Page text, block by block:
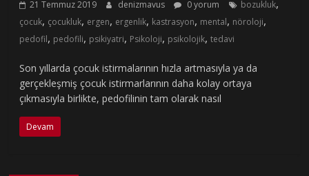
21 Temmuz 2019 denizmavus 0 yorum bozukluk,
çocuk, çocukluk, ergen, ergenlik, kastrasyon, mental, nöroloji,
pedofil, pedofili, psikiyatri, Psikoloji, psikolojik,tedavi
Son yıllarda çocuk istirmalarının hızla artmasıyla ya da
gerçekleşmiş çocuk istirmarlarının daha kolay ortaya
çıkmasıyla birlikte, pedofilinin tam olarak nasıl
Devam